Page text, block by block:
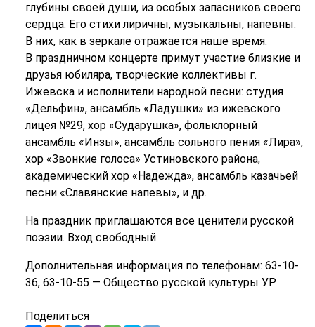
глубины своей души, из особых запасников своего
сердца. Его стихи лиричны, музыкальны, напевны.
В них, как в зеркале отражается наше время.
В праздничном концерте примут участие близкие и
друзья юбиляра, творческие коллективы г.
Ижевска и исполнители народной песни: студия
«Дельфин», ансамбль «Ладушки» из ижевского
лицея №29, хор «Сударушка», фольклорный
ансамбль «Инзы», ансамбль сольного пения «Лира»,
хор «Звонкие голоса» Устиновского района,
академический хор «Надежда», ансамбль казачьей
песни «Славянские напевы», и др.
На праздник приглашаются все ценители русской
поэзии. Вход свободный.
Дополнительная информация по телефонам: 63-10-
36, 63-10-55 — Общество русской культуры УР
Поделиться